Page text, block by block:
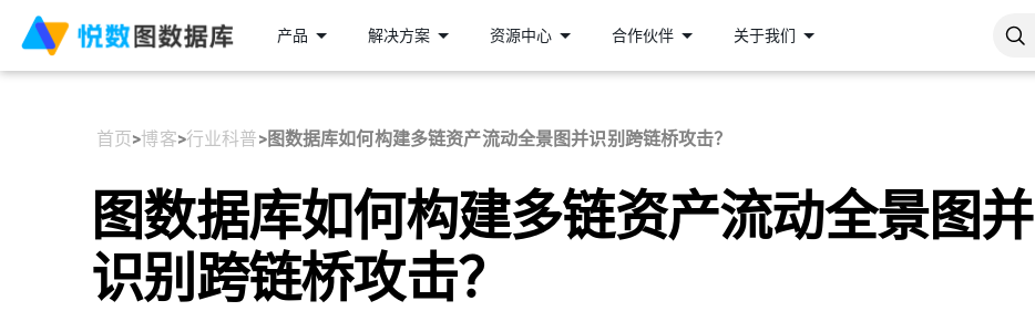
产品 解决方案 资源中心 合作伙伴 关于我们
首页>博客>行业科普>图数据库如何构建多链资产流动全景图并识别跨链桥攻击？
图数据库如何构建多链资产流动全景图并
识别跨链桥攻击？